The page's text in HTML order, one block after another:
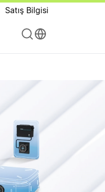
Satış Bilgisi